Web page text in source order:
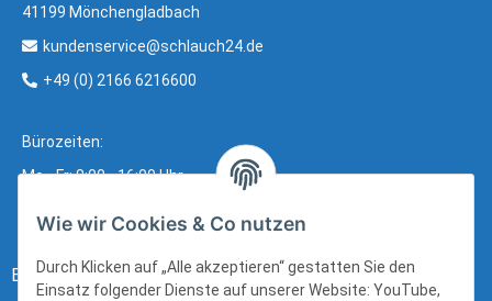
41199 Mönchengladbach
kundenservice@schlauch24.de
+49 (0) 2166 6216600
Bürozeiten:
Mo - Fr: 8:00 - 16:00 Uhr
Bezahlung:
Wie wir Cookies & Co nutzen
Durch Klicken auf „Alle akzeptieren“ gestatten Sie den
Einsatz folgender Dienste auf unserer Website: YouTube,